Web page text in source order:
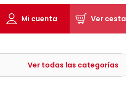
Ver cesta
Mi cuenta
Ver todas las categorías